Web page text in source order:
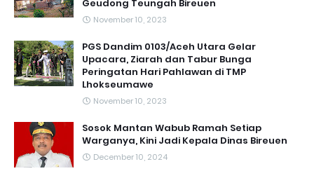
Geudong Teungah Bireuen
November 10, 2023
PGS Dandim 0103/Aceh Utara Gelar
Upacara, Ziarah dan Tabur Bunga
Peringatan Hari Pahlawan di TMP
Lhokseumawe
November 10, 2023
Sosok Mantan Wabub Ramah Setiap
Warganya, Kini Jadi Kepala Dinas Bireuen
December 10, 2024